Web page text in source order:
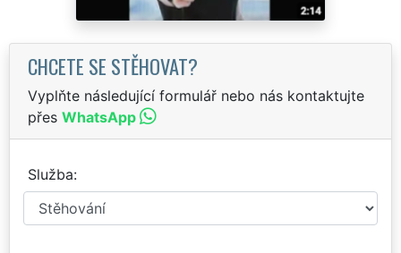
CHCETE SE STĚHOVAT?
Vyplňte následující formulář nebo nás kontaktujte
přes WhatsApp
Služba